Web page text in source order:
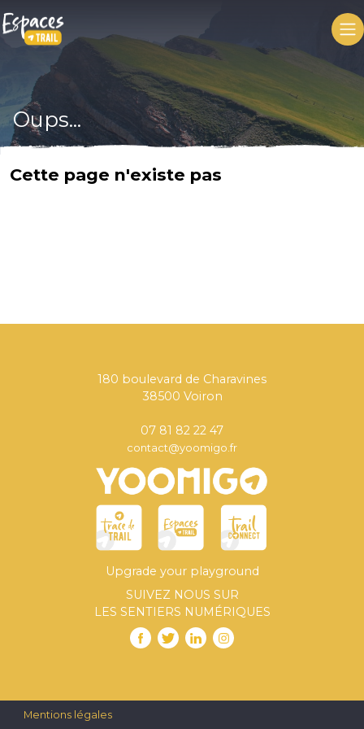
Oups...
Cette page n'existe pas
180 boulevard de Charavines
38500 Voiron
07 81 82 22 47
contact@yoomigo.fr
Upgrade your playground
SUIVEZ NOUS SUR
LES SENTIERS NUMÉRIQUES
Mentions légales